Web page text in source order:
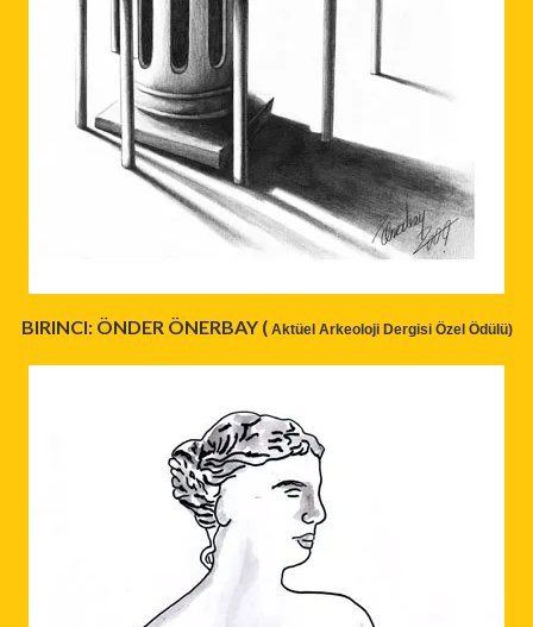
BIRINCI: ÖNDER ÖNERBAY ( Aktüel Arkeoloji Dergisi Özel Ödülü)